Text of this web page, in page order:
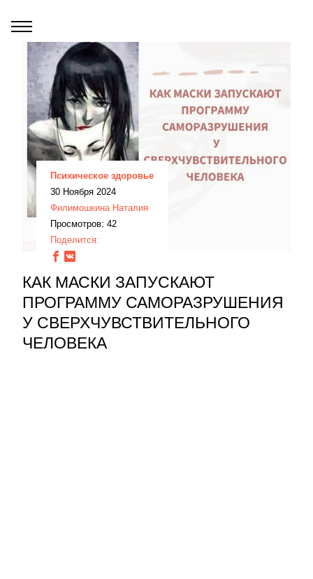
Психическое здоровье
30 Ноября 2024
Филимошкина Наталия
Просмотров: 42
Поделится:
КАК МАСКИ ЗАПУСКАЮТ
ПРОГРАММУ САМОРАЗРУШЕНИЯ
У СВЕРХЧУВСТВИТЕЛЬНОГО
ЧЕЛОВЕКА